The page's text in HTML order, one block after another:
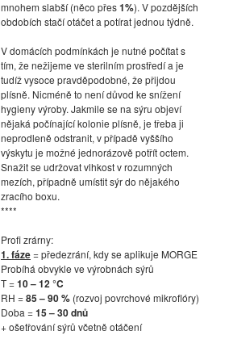
mnohem slabší (něco přes1%). V pozdějších
obdobích stačí otáčet a potírat jednou týdně.
V domácích podmínkách je nutné počítat s
tím, že nežijeme ve sterilním prostředí a je
tudíž vysoce pravděpodobné, že přijdou
plísně. Nicméně to není důvod ke snížení
hygieny výroby. Jakmile se na sýru objeví
nějaká počínající kolonie plísně, je třeba ji
neprodleně odstranit, v případě vyššího
výskytu je možné jednorázově potřít octem.
Snažit se udržovat vlhkost v rozumných
mezích, případně umístit sýr do nějakého
zracího boxu.
****
Profi zrárny:
1. fáze= předezrání, kdy se aplikuje MORGE
Probíhá obvykle ve výrobnách sýrů
T =10 – 12 °C
RH =85 – 90 % (rozvoj povrchové mikroflóry)
Doba =15 – 30 dnů
+ ošetřování sýrů včetně otáčení